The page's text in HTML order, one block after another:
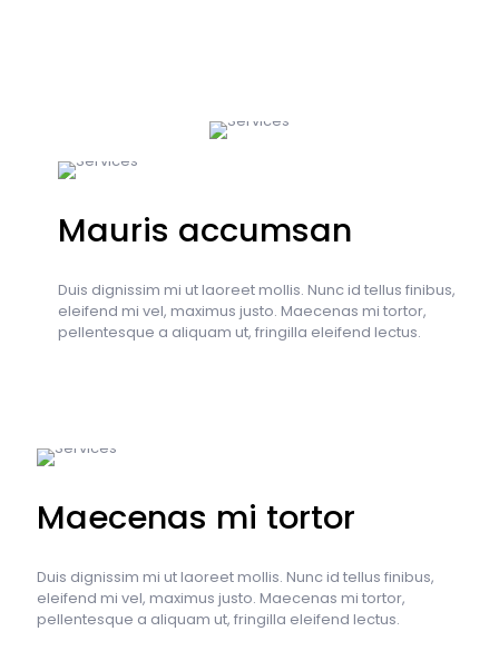
Mauris accumsan
Duis dignissim mi ut laoreet mollis. Nunc id tellus finibus,
eleifend mi vel, maximus justo. Maecenas mi tortor,
pellentesque a aliquam ut, fringilla eleifend lectus.
Maecenas mi tortor
Duis dignissim mi ut laoreet mollis. Nunc id tellus finibus,
eleifend mi vel, maximus justo. Maecenas mi tortor,
pellentesque a aliquam ut, fringilla eleifend lectus.